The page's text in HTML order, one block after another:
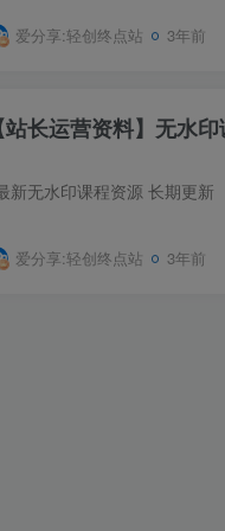
爱分享:轻创终点站 3年前
站长运营资料】无水
爱分享:轻创终点站 3年前